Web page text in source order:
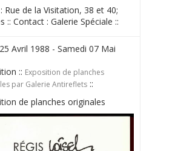
Rue de la Visitation, 38 et 40;
:: Contact : Galerie Spéciale ::
Avril 1988 - Samedi 07 Mai
:: Exposition de planches
par Galerie Antireflets ::
de planches originales